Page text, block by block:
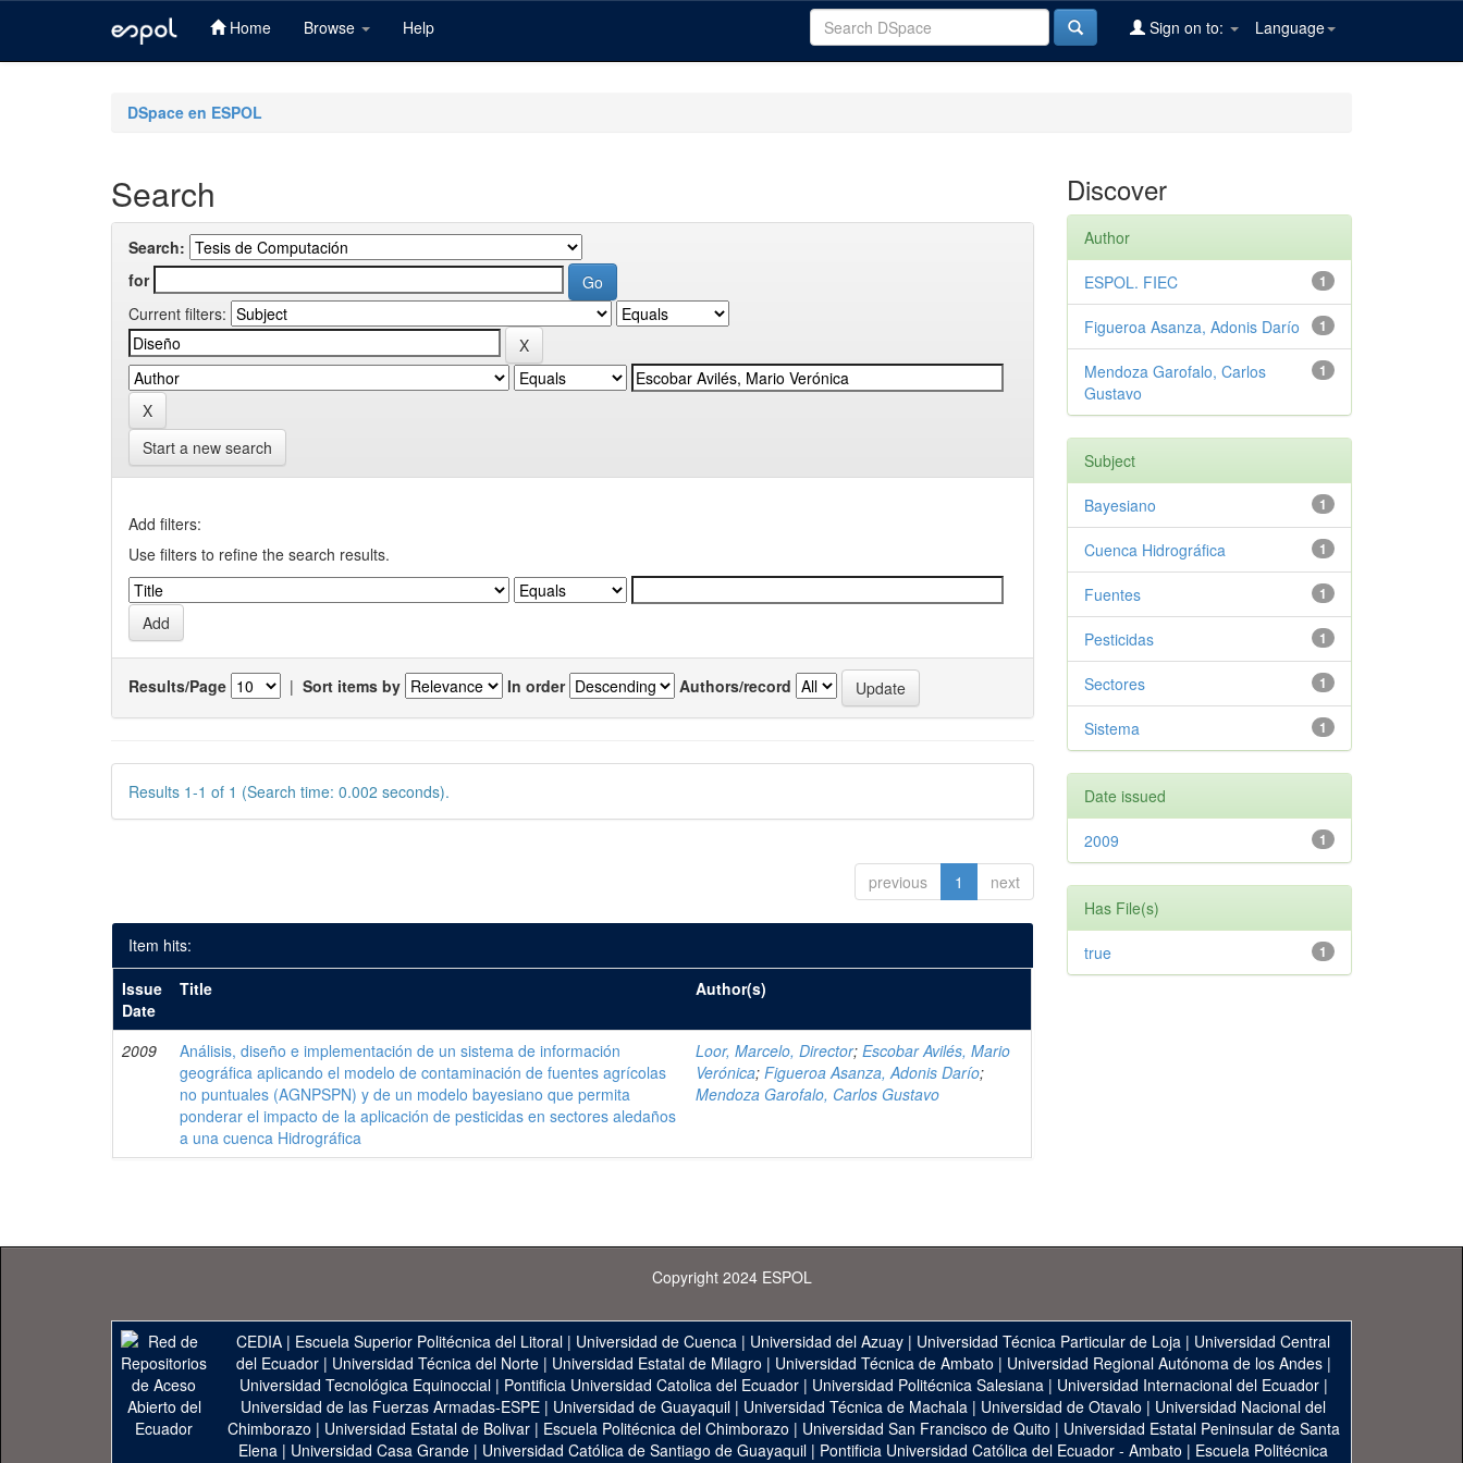
Home Browse Help Language
Sign on to:
DSpace en ESPOL
Search
Search:
for
Current filters:
Start a new search
Add filters:
Use filters to refine the search results.
Results/Page | Sort items by In order Authors/record
Results 1-1 of 1 (Search time: 0.002 seconds).
previous 1 next
Item hits:
Issue
Date
Title Author(s)
2009
Análisis, diseño e implementación de un sistema de información
geográfica aplicando el modelo de contaminación de fuentes agrícolas
no puntuales (AGNPSPN) y de un modelo bayesiano que permita
ponderar el impacto de la aplicación de pesticidas en sectores aledaños
a una cuenca Hidrográfica
Loor, Marcelo, Director;Escobar Avilés, Mario
Verónica;Figueroa Asanza, Adonis Darío;
Mendoza Garofalo, Carlos Gustavo
Discover
Author
1
ESPOL. FIEC
1
Figueroa Asanza, Adonis Darío
1
Mendoza Garofalo, Carlos
Gustavo
Subject
1
Bayesiano
1
Cuenca Hidrográfica
1
Fuentes
1
Pesticidas
1
Sectores
1
Sistema
Date issued
1
2009
Has File(s)
1
true
Copyright 2024 ESPOL
CEDIA | Escuela Superior Politécnica del Litoral | Universidad de Cuenca | Universidad del Azuay | Universidad Técnica Particular de Loja | Universidad Central
del Ecuador| Universidad Técnica del Norte| Universidad Estatal de Milagro | Universidad Técnica de Ambato | Universidad Regional Autónoma de los Andes|
Universidad Tecnológica Equinoccial| Pontificia Universidad Catolica del Ecuador| Universidad Politécnica Salesiana| Universidad Internacional del Ecuador|
Universidad de las Fuerzas Armadas-ESPE | Universidad de Guayaquil | Universidad Técnica de Machala | Universidad de Otavalo | Universidad Nacional del
Chimborazo | Universidad Estatal de Bolivar| Escuela Politécnica del Chimborazo | Universidad San Francisco de Quito | Universidad Estatal Peninsular de Santa
Elena | Universidad Casa Grande | Universidad Católica de Santiago de Guayaquil | Pontificia Universidad Católica del Ecuador - Ambato | Escuela Politécnica